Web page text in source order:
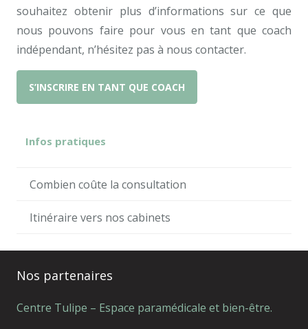
souhaitez obtenir plus d’informations sur ce que
nous pouvons faire pour vous en tant que coach
indépendant, n’hésitez pas à nous contacter.
S’INSCRIRE EN TANT QUE COACH
Infos pratiques
Combien coûte la consultation
Itinéraire vers nos cabinets
Nos partenaires
Centre Tulipe – Espace paramédicale et bien-être.